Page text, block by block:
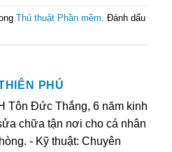
Thủ thuật Phần mềm . Đánh dấu
PHÚ
Tôn Đức Thắng, 6 năm kinh
chữa tận nơi cho cá nhân
- Kỹ thuật: Chuyên